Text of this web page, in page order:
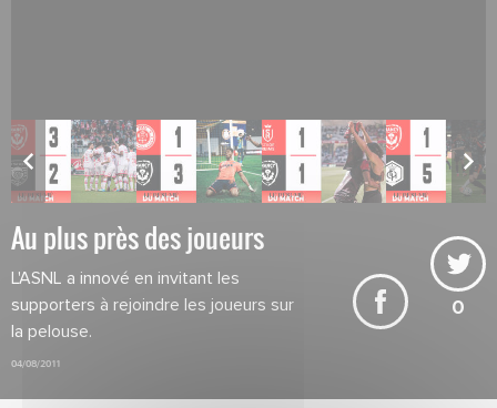
Au plus près des joueurs
L'ASNL a innové en invitant les
supporters à rejoindre les joueurs sur
la pelouse.
04/08/2011
0